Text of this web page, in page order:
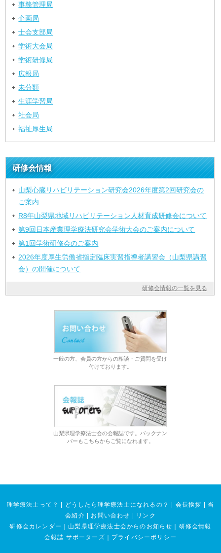
事務管理局
企画局
士会支部局
学術大会局
学術研修局
広報局
未分類
生涯学習局
社会局
福祉厚生局
研修会情報
山梨心臓リハビリテーション研究会2026年度第2回研究会の
ご案内
R8年山梨県地域リハビリテーション人材育成研修会について
第9回日本産業理学療法研究会学術大会のご案内について
第1回学術研修会のご案内
2026年度厚生労働省指定臨床実習指導者講習会（山梨県講習
会）の開催について
研修会情報の一覧を見る
一般の方、会員の方からの相談・ご質問を受け
付けております。
山梨県理学療法士会の会報誌です。バックナン
バーもこちらからご覧になれます。
理学療法士って？ どうしたら理学療法士になれるの？ 会長挨拶
当
会紹介
お問い合わせ
リンク
研修会カレンダー
山梨県理学療法士会からのお知らせ
研修会情報
会報誌 サポーターズ
プライバシーポリシー